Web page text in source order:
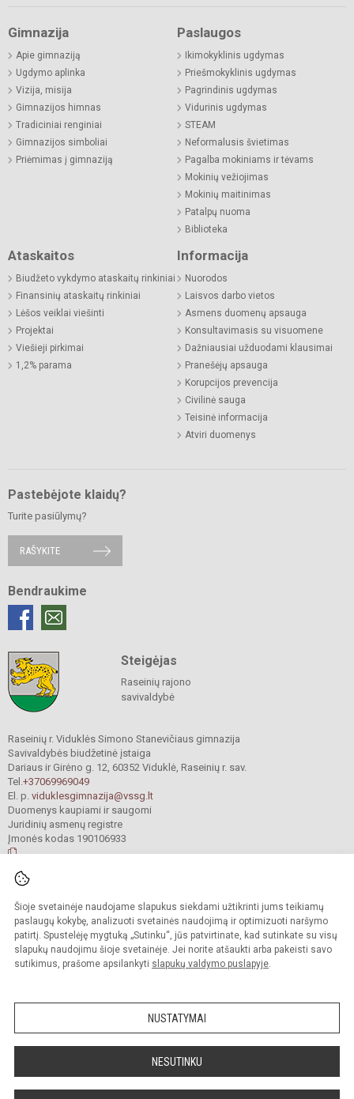
Šioje svetainėje naudojame slapukus siekdami užtikrinti jums teikiamų
paslaugų kokybę, analizuoti svetainės naudojimą ir optimizuoti naršymo
patirtį. Spustelėję mygtuką „Sutinku“, jūs patvirtinate, kad sutinkate su visų
slapukų naudojimu šioje svetainėje. Jei norite atšaukti arba pakeisti savo
sutikimus, prašome apsilankyti slapukų valdymo puslapyje.
NUSTATYMAI
NESUTINKU
Gimnazija
Apie gimnaziją
Ugdymo aplinka
Vizija, misija
Gimnazijos himnas
Tradiciniai renginiai
Gimnazijos simboliai
Priėmimas į gimnaziją
Paslaugos
Ikimokyklinis ugdymas
Priešmokyklinis ugdymas
Pagrindinis ugdymas
Vidurinis ugdymas
STEAM
Neformalusis švietimas
Pagalba mokiniams ir tėvams
Mokinių vežiojimas
Mokinių maitinimas
Patalpų nuoma
Biblioteka
Ataskaitos
Biudžeto vykdymo ataskaitų rinkiniai
Finansinių ataskaitų rinkiniai
Lėšos veiklai viešinti
Projektai
Viešieji pirkimai
1,2% parama
Informacija
Nuorodos
Laisvos darbo vietos
Asmens duomenų apsauga
Konsultavimasis su visuomene
Dažniausiai užduodami klausimai
Pranešėjų apsauga
Korupcijos prevencija
Civilinė sauga
Teisinė informacija
Atviri duomenys
Pastebėjote klaidų?
Turite pasiūlymų?
RAŠYKITE
Bendraukime
Steigėjas
Raseinių rajono
savivaldybė
Raseinių r. Viduklės Simono Stanevičiaus gimnazija
Savivaldybės biudžetinė įstaiga
Dariaus ir Girėno g. 12, 60352 Viduklė, Raseinių r. sav.
Tel.+37069969049
El. p. viduklesgimnazija@vssg.lt
Duomenys kaupiami ir saugomi
Juridinių asmenų registre
Įmonės kodas 190106933
saugomos.
Kopijuoti turinį be raštiško gimnazijos sutikimo griežtai draudžiama.
Prieinamumo paraiška Slapukų valdymas
Sumanus būdas atnaujinti